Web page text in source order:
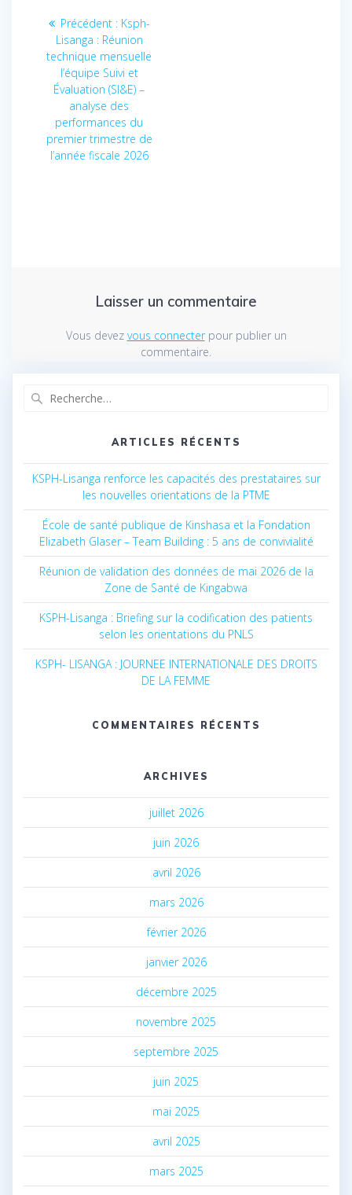
Navigation
l’article
Précédent : Article
précédent
:
Ksph-
Lisanga : Réunion
technique mensuelle
l’équipe Suivi et
Évaluation (SI&E) –
analyse des
performances du
premier trimestre de
l’année fiscale 2026
Laisser un commentaire
Vous devez vous connecterpour publier un
commentaire.
ARTICLES RÉCENTS
KSPH-Lisanga renforce les capacités des prestataires sur
les nouvelles orientations de la PTME
École de santé publique de Kinshasa et la Fondation
Elizabeth Glaser – Team Building : 5 ans de convivialité
Réunion de validation des données de mai 2026 de la
Zone de Santé de Kingabwa
KSPH-Lisanga : Briefing sur la codification des patients
selon les orientations du PNLS
KSPH- LISANGA : JOURNEE INTERNATIONALE DES DROITS
DE LA FEMME
COMMENTAIRES RÉCENTS
ARCHIVES
juillet 2026
juin 2026
avril 2026
mars 2026
février 2026
janvier 2026
décembre 2025
novembre 2025
septembre 2025
juin 2025
mai 2025
avril 2025
mars 2025